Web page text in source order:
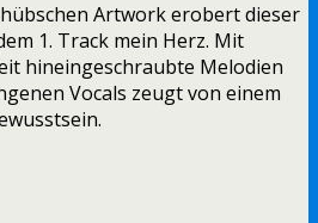
Artwork erobert dieser
1. Track mein Herz. Mit
hineingeschraubte Melodien
Vocals zeugt von einem